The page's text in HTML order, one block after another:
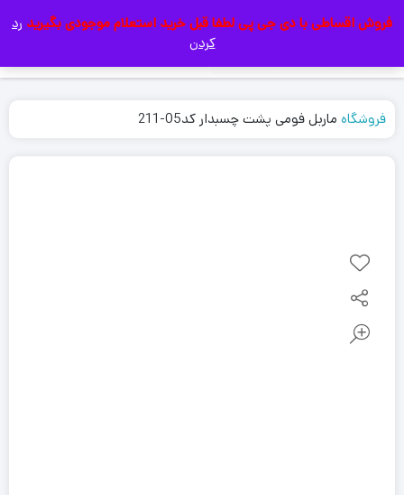
فروش اقساطی با دی جی پی لطفا قبل خرید استعلام موجودی بگیرید رد
کردن
فروشگاه ماربل فومی پشت چسبدار کد05-211